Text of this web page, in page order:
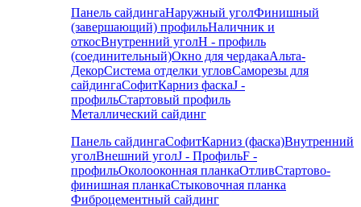
Панель сайдингаНаружный уголФинишный
(завершающий) профильНаличник и
откосВнутренний уголH - профиль
(соединительный)Окно для чердакаАльта-
ДекорСистема отделки угловСаморезы для
сайдингаСофитКарниз фаскаJ -
профильСтартовый профиль
Металлический сайдинг
Панель сайдингаСофитКарниз (фаска)Внутренний
уголВнешний уголJ - ПрофильF -
профильОколооконная планкаОтливСтартово-
финишная планкаСтыковочная планка
Фиброцементный сайдинг